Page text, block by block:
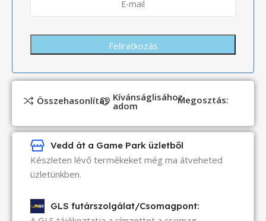
Összehasonlítás Kívánságlisához
adom Megosztás:
Vedd át a Game Park üzletből
Készleten lévő termékeket még ma átveheted
üzletünkben.
GLS futárszolgálat/Csomagpont: